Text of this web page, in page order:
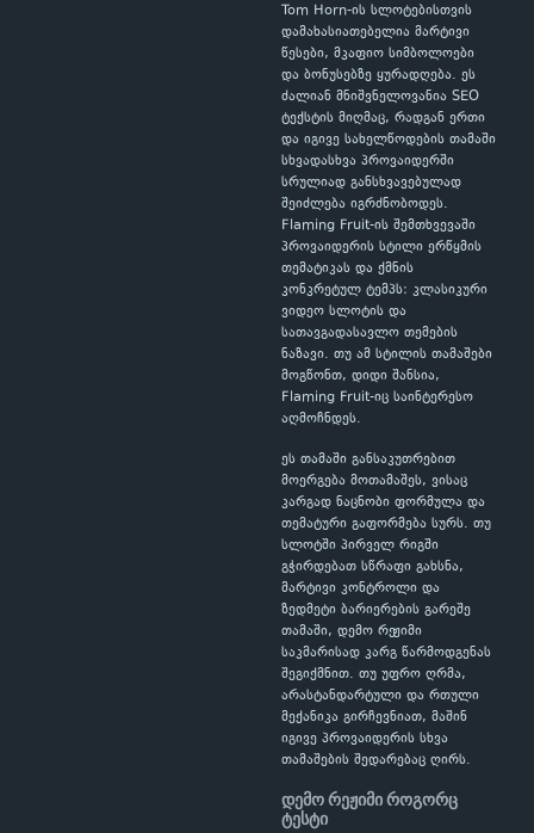
Tom Horn-ის სლოტებისთვის
დამახასიათებელია მარტივი
წესები, მკაფიო სიმბოლოები
და ბონუსებზე ყურადღება. ეს
ძალიან მნიშვნელოვანია SEO
ტექსტის მიღმაც, რადგან ერთი
და იგივე სახელწოდების თამაში
სხვადასხვა პროვაიდერში
სრულიად განსხვავებულად
შეიძლება იგრძნობოდეს.
Flaming Fruit-ის შემთხვევაში
პროვაიდერის სტილი ერწყმის
თემატიკას და ქმნის
კონკრეტულ ტემპს: კლასიკური
ვიდეო სლოტის და
სათავგადასავლო თემების
ნაზავი. თუ ამ სტილის თამაშები
მოგწონთ, დიდი შანსია,
Flaming Fruit-იც საინტერესო
აღმოჩნდეს.
ეს თამაში განსაკუთრებით
მოერგება მოთამაშეს, ვისაც
კარგად ნაცნობი ფორმულა და
თემატური გაფორმება სურს. თუ
სლოტში პირველ რიგში
გჭირდებათ სწრაფი გახსნა,
მარტივი კონტროლი და
ზედმეტი ბარიერების გარეშე
თამაში, დემო რეჟიმი
საკმარისად კარგ წარმოდგენას
შეგიქმნით. თუ უფრო ღრმა,
არასტანდარტული და რთული
მექანიკა გირჩევნიათ, მაშინ
იგივე პროვაიდერის სხვა
თამაშების შედარებაც ღირს.
დემო რეჟიმი როგორც
ტესტი